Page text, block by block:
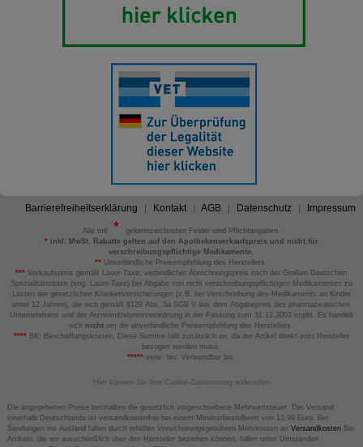
Barrierefreiheitserklärung Kontakt AGB Datenschutz Impressum
Alle mit
gekennzeichneten Felder sind Pflichtangaben.
*inkl. MwSt. Rabatte gelten auf den Apothekenverkaufspreis und nicht für
verschreibungspflichtige Medikamente.
** Unverbindliche Preisempfehlung des Herstellers.
*** Verkaufspreis gemäß Lauer-Taxe; verbindlicher Abrechnungspreis nach der Großen Deutschen
Spezialitätentaxe (sog. Lauer-Taxe) bei Abgabe von nicht verschreibungspflichtigen Medikamenten zu
Lasten der gesetzlichen Krankenversicherungen (z.B. bei Verschreibung des Medikaments an Kinder
unter 12 Jahren), die sich gemäß §129 Abs. 5a SGB V aus dem Abgabepreis des pharmazeutischen
Unternehmens und der Arzneimittelpreisverordnung in der Fassung zum 31.12.2003 ergibt. Es handelt
sich nicht um die unverbindliche Preisempfehlung des Herstellers.
****BK: Beschaffungskosten. Diese Summe fällt zusätzlich an, da der Artikel direkt vom Hersteller
bezogen werden muss.
*****verw. bis: Verwendbar bis.
Hier können Sie Ihre Cookie-Zustimmung widerrufen
Die angegebenen Preise beinhalten die gesetzlich vorgeschriebene Mehrwertsteuer. Der Versand
innerhalb Deutschlands ist versandkostenfrei bei einem Mindestbestellwert von 13,99 Euro. Bei
Sendungen ins Ausland fallen durch erhöhte Versicherungsgebühren Mehrkosten an VersandkostenBei
Artikeln, die wir ausschließlich über den Hersteller beziehen können, fallen unter Umständen